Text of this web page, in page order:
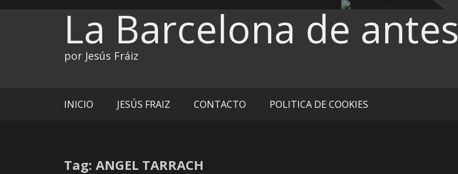
La Barcelona de antes
por Jesús Fráiz
INICIO JESÚS FRAIZ CONTACTO POLITICA DE COOKIES
Tag: ANGEL TARRACH